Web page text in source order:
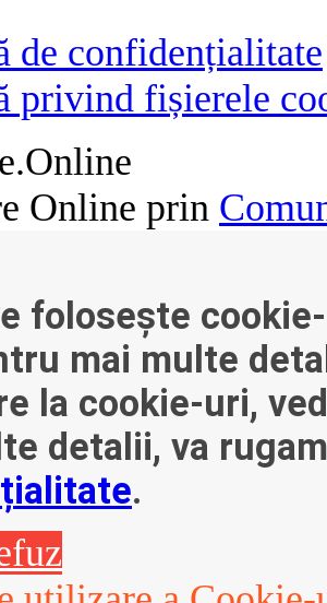
de confidențialitate
privind fișierele
Online prin
folosește
mai multe
la cookie-uri,
detalii, va
.